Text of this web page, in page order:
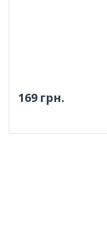
169 грн.